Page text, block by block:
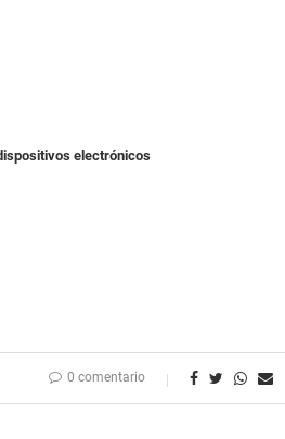
electrónicos
0 comentario